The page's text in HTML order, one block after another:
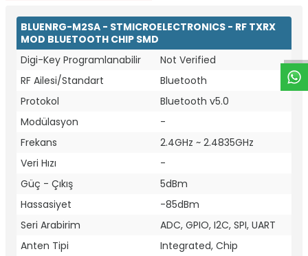
W
h
t
a
p
p
D
e
s
e
H
a
t
t
BLUENRG-M2SA - STMICROELECTRONICS - RF TXRX
MOD BLUETOOTH CHIP SMD
Digi-Key Programlanabilir
Not Verified
RF Ailesi/Standart
Bluetooth
Protokol
Bluetooth v5.0
Modülasyon
-
Frekans
2.4GHz ~ 2.4835GHz
Veri Hızı
-
Güç - Çıkış
5dBm
Hassasiyet
-85dBm
Seri Arabirim
ADC, GPIO, I2C, SPI, UART
Anten Tipi
Integrated, Chip